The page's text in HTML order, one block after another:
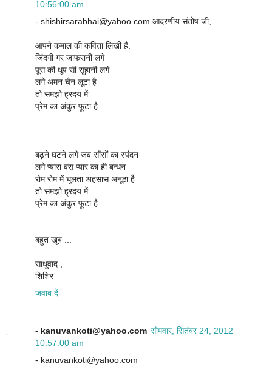
10:56:00 am
- shishirsarabhai@yahoo.com आदरणीय संतोष जी,
आपने कमाल की कविता लिखी है.
जिंदगी गर जाफरानी लगे
पूस की धूप सी सुहानी लगे
लगे अमन चैन लूटा है
तो समझो ह्रदय में
प्रेम का अंकुर फूटा है
बढ़ने घटने लगे जब साँसों का स्पंदन
लगे प्यारा बस प्यार का ही बन्धन
रोम रोम में घुलता अहसास अनूठा है
तो समझो ह्रदय में
प्रेम का अंकुर फूटा है
बहुत खूब ...
साधुवाद ,
शिशिर
जवाब दें
- kanuvankoti@yahoo.com सोमवार, सितंबर 24, 2012
10:57:00 am
- kanuvankoti@yahoo.com